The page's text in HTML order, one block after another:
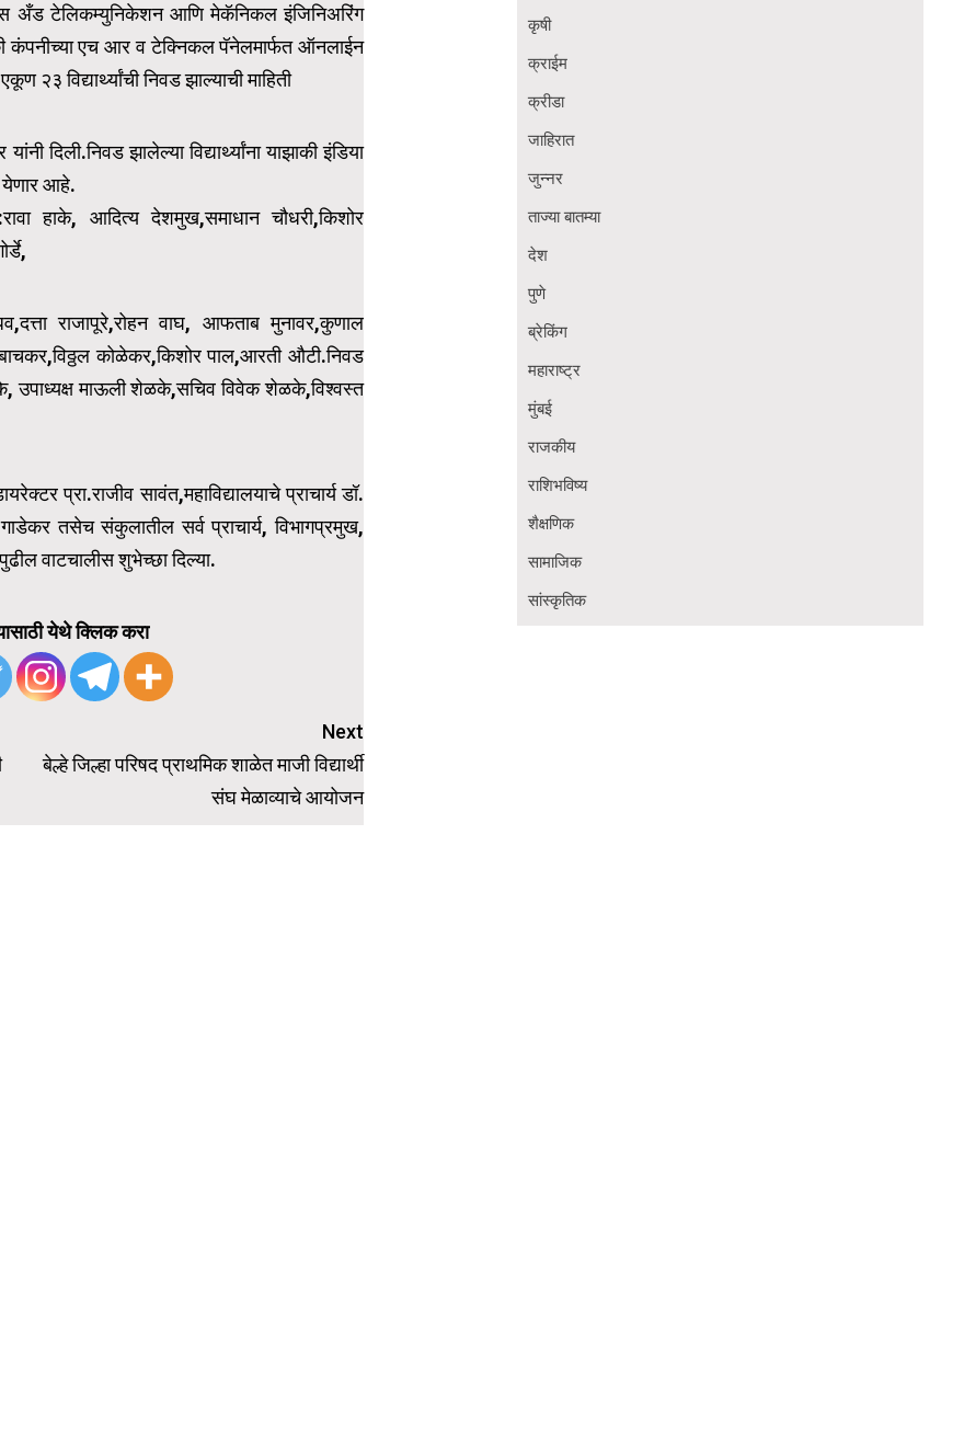
अँड टेलिकम्युनिकेशन आणि मेकॅनिकल इंजिनिअरिंग
कंपनीच्या एच आर व टेक्निकल पॅनेलमार्फत ऑनलाईन
विद्यार्थ्यांची निवड झाल्याची माहिती
दिली.निवड झालेल्या विद्यार्थ्यांना याझाकी इंडिया
येणार आहे.
हाके, आदित्य देशमुख,समाधान चौधरी,किशोर
राजापूरे,रोहन वाघ, आफताब मुनावर,कुणाल
कोळेकर,किशोर पाल,आरती औटी.निवड
उपाध्यक्ष माऊली शेळके,सचिव विवेक शेळके,विश्वस्त
प्रा.राजीव सावंत,महाविद्यालयाचे प्राचार्य डॉ.
तसेच संकुलातील सर्व प्राचार्य, विभागप्रमुख,
वाटचालीस शुभेच्छा दिल्या.
येथे क्लिक करा
Next
बेल्हे जिल्हा परिषद प्राथमिक शाळेत माजी विद्यार्थी
संघ मेळाव्याचे आयोजन
कृषी
क्राईम
क्रीडा
जाहिरात
जुन्नर
ताज्या बातम्या
देश
पुणे
ब्रेकिंग
महाराष्ट्र
मुंबई
राजकीय
राशिभविष्य
शैक्षणिक
सामाजिक
सांस्कृतिक